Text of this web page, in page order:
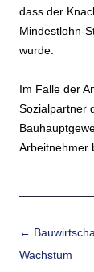
dass der
Mindestlohn-
wurde.
Im Falle der
Sozialpartner
Arbeitnehmer
Beitrags-
←
Wachstum